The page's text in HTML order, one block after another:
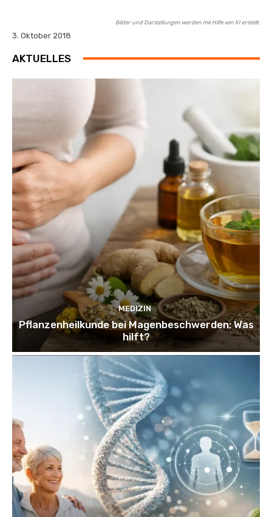
Bilder und Darstellungen werden mit Hilfe von KI erstellt.
3. Oktober 2018
AKTUELLES
MEDIZIN
Pflanzenheilkunde bei Magenbeschwerden: Was
hilft?